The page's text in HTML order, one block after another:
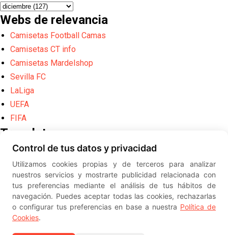
Webs de relevancia
Camisetas Football Camas
Camisetas CT info
Camisetas Mardelshop
Sevilla FC
LaLiga
UEFA
FIFA
Translate
Powered by
Translate
Diseño web creado por Erick
© ElSevillista.es - Información sobre
el Sevilla FC, Sevilla Atlético, Sevilla Femenino y su Cantera
-- --
Control de tus datos y privacidad
Utilizamos cookies propias y de terceros para analizar
nuestros servicios y mostrarte publicidad relacionada con
tus preferencias mediante el análisis de tus hábitos de
navegación. Puedes aceptar todas las cookies, rechazarlas
o configurar tus preferencias en base a nuestra Política de
Cookies.
2026